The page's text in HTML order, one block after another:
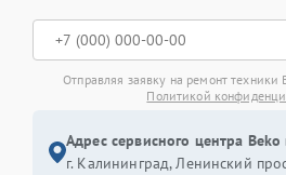
Отправляя заявку на ремонт техники
Политикой
Адрес сервисного центра
г. Калининград, Ленинский